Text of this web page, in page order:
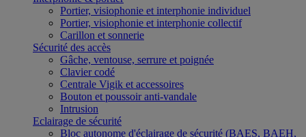
Portier, visiophonie et interphonie individuel
Portier, visiophonie et interphonie collectif
Carillon et sonnerie
Sécurité des accès
Gâche, ventouse, serrure et poignée
Clavier codé
Centrale Vigik et accessoires
Bouton et poussoir anti-vandale
Intrusion
Eclairage de sécurité
Bloc autonome d'éclairage de sécurité (BAES, BAEH,